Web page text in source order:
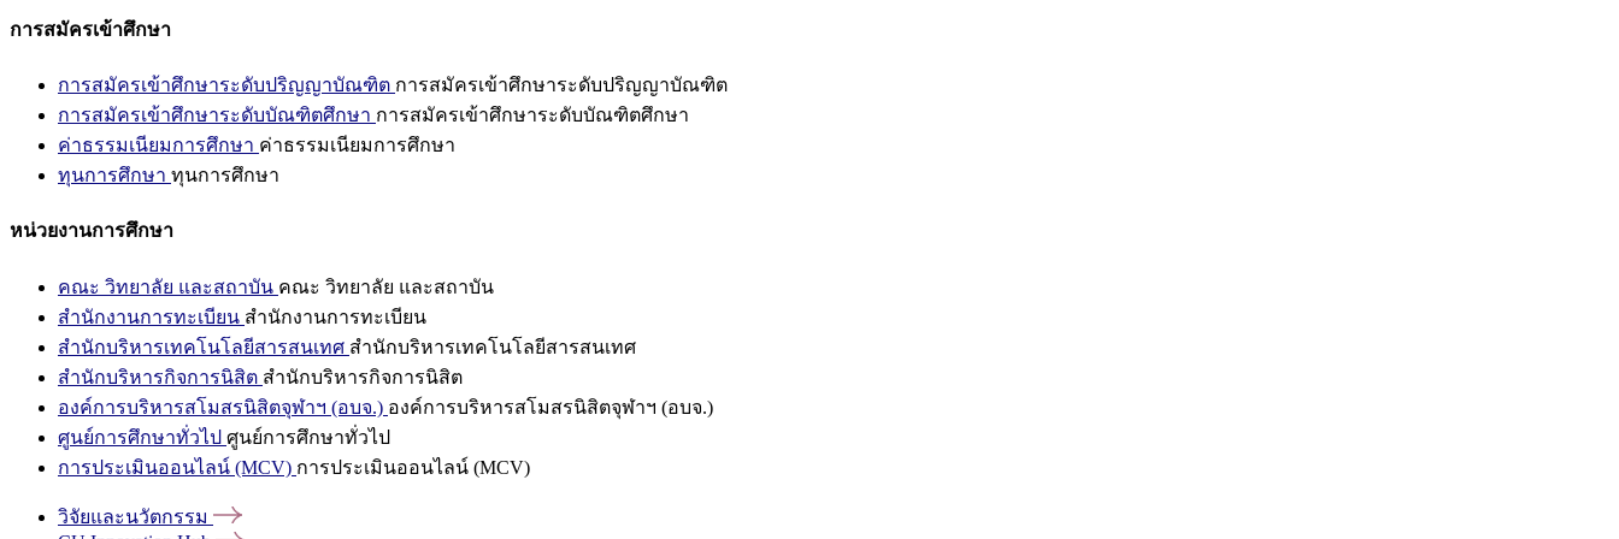
การสมัครเข้าศึกษา
การสมัครเข้าศึกษาระดับปริญญาบัณฑิต การสมัครเข้าศึกษาระดับปริญญาบัณฑิต
การสมัครเข้าศึกษาระดับบัณฑิตศึกษา การสมัครเข้าศึกษาระดับบัณฑิตศึกษา
ค่าธรรมเนียมการศึกษา ค่าธรรมเนียมการศึกษา
ทุนการศึกษา ทุนการศึกษา
หน่วยงานการศึกษา
คณะ วิทยาลัย และสถาบัน คณะ วิทยาลัย และสถาบัน
สำนักงานการทะเบียน สำนักงานการทะเบียน
สำนักบริหารเทคโนโลยีสารสนเทศ สำนักบริหารเทคโนโลยีสารสนเทศ
สำนักบริหารกิจการนิสิต สำนักบริหารกิจการนิสิต
องค์การบริหารสโมสรนิสิตจุฬาฯ (อบจ.) องค์การบริหารสโมสรนิสิตจุฬาฯ (อบจ.)
ศูนย์การศึกษาทั่วไป ศูนย์การศึกษาทั่วไป
การประเมินออนไลน์ (MCV) การประเมินออนไลน์ (MCV)
วิจัยและนวัตกรรม